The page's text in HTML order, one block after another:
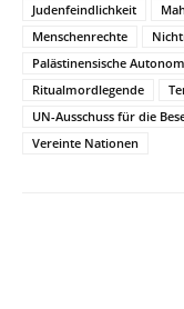
Judenfeindlichkeit
Menschenrechte
Palästinensische
Ritualmordlegende
UN-Ausschuss für die
Vereinte Nationen